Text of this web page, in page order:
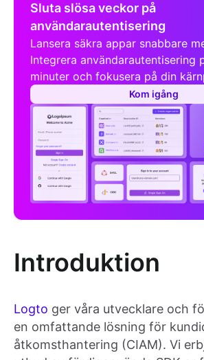
Sluta slösa veckor på
användarautentisering
Lansera säkra appar snabbare
Integrera användarautentisering
minuter och fokusera på din
Kom igång
Introduktion
Logto ger våra utvecklare och
en omfattande lösning för
åtkomsthantering (CIAM). Vi